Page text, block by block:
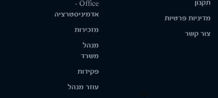
יתרון.
ניסיון בהובלת פרויקטים ותהליכים
חוצי ארגון ובעבודה מול ממשקים רבים.
היכרות עם תהליכי Digital
תקנון
מדיניות פרטיות
צור קשר
Office -
אדמיניסטרציה
מזכירות
מנהל
משרד
פקידות
עוזר מנהל